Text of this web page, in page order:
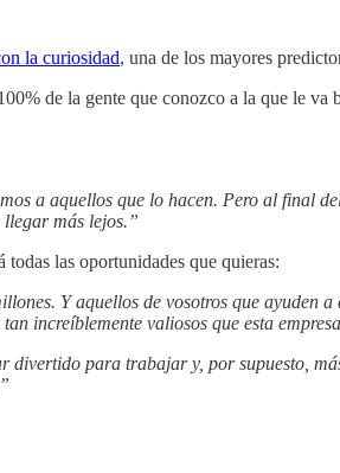
la curiosidad, una de los mayores
de la gente que conozco a la que le va
a aquellos que lo hacen. Pero al final
llegar más lejos.”
las oportunidades que quieras:
Y aquellos de vosotros que ayuden
increíblemente valiosos que esta
para trabajar y, por supuesto,